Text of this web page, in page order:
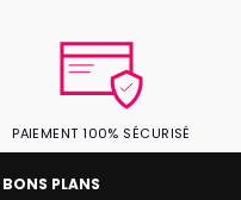
PAIEMENT 100% SÉCURISÉ
PLANS